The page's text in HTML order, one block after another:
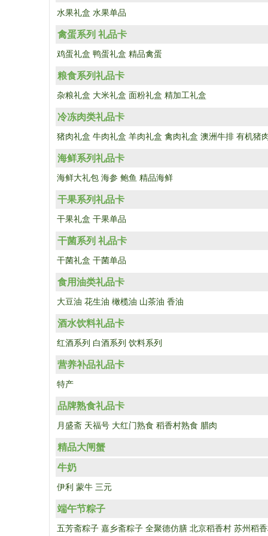
水果礼盒 水果单品
禽蛋系列 礼品卡
鸡蛋礼盒 鸭蛋礼盒 精品禽蛋
粮食系列礼品卡
杂粮礼盒 大米礼盒 面粉礼盒 精加工礼盒
冷冻肉类礼品卡
猪肉礼盒 牛肉礼盒 羊肉礼盒 禽肉礼盒 澳洲牛排 有机猪
海鲜系列礼品卡
海鲜大礼包 海参 鲍鱼 精品海鲜
干果系列礼品卡
干果礼盒 干果单品
干菌系列 礼品卡
干菌礼盒 干菌单品
食用油类礼品卡
大豆油 花生油 橄榄油 山茶油 香油
酒水饮料礼品卡
红酒系列 白酒系列 饮料系列
营养补品礼品卡
特产
品牌熟食礼品卡
月盛斋 天福号 大红门熟食 稻香村熟食 腊肉
精品大闸蟹
牛奶
伊利 蒙牛 三元
端午节粽子
五芳斋粽子 嘉乡斋粽子 全聚德仿膳 北京稻香村 苏州稻